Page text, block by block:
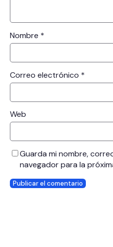
Nombre *
Correo electrónico *
Web
Guarda mi nombre,
navegador para la